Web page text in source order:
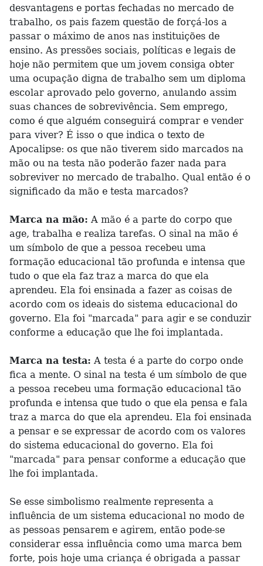
desvantagens e portas fechadas no mercado de
trabalho, os pais fazem questão de forçá-los a
passar o máximo de anos nas instituições de
ensino. As pressões sociais, políticas e legais de
hoje não permitem que um jovem consiga obter
uma ocupação digna de trabalho sem um diploma
escolar aprovado pelo governo, anulando assim
suas chances de sobrevivência. Sem emprego,
como é que alguém conseguirá comprar e vender
para viver? É isso o que indica o texto de
Apocalipse: os que não tiverem sido marcados na
mão ou na testa não poderão fazer nada para
sobreviver no mercado de trabalho. Qual então é o
significado da mão e testa marcados?
Marca na mão: A mão é a parte do corpo que
age, trabalha e realiza tarefas. O sinal na mão é
um símbolo de que a pessoa recebeu uma
formação educacional tão profunda e intensa que
tudo o que ela faz traz a marca do que ela
aprendeu. Ela foi ensinada a fazer as coisas de
acordo com os ideais do sistema educacional do
governo. Ela foi "marcada" para agir e se conduzir
conforme a educação que lhe foi implantada.
Marca na testa: A testa é a parte do corpo onde
fica a mente. O sinal na testa é um símbolo de que
a pessoa recebeu uma formação educacional tão
profunda e intensa que tudo o que ela pensa e fala
traz a marca do que ela aprendeu. Ela foi ensinada
a pensar e se expressar de acordo com os valores
do sistema educacional do governo. Ela foi
"marcada" para pensar conforme a educação que
lhe foi implantada.
Se esse simbolismo realmente representa a
influência de um sistema educacional no modo de
as pessoas pensarem e agirem, então pode-se
considerar essa influência como uma marca bem
forte, pois hoje uma criança é obrigada a passar